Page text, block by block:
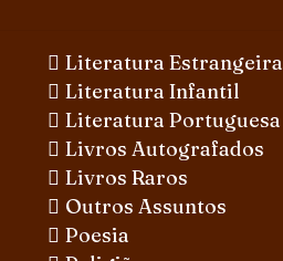
Literatura Estrangeira
Literatura Infantil
Literatura Portuguesa
Livros Autografados
Livros Raros
Outros Assuntos
Poesia